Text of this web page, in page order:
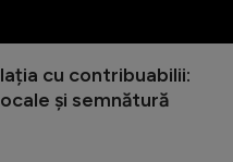
cu contribuabilii:
și semnătură